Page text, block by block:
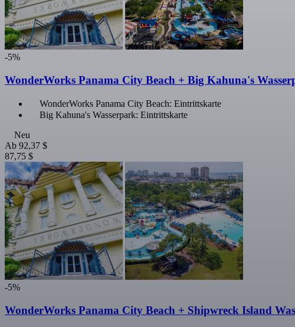
-5%
WonderWorks Panama City Beach + Big Kahuna's
WonderWorks Panama City Beach: Eintrittskarte
Big Kahuna's Wasserpark: Eintrittskarte
Neu
Ab 92,37 $
87,75 $
-5%
WonderWorks Panama City Beach + Shipwreck Island